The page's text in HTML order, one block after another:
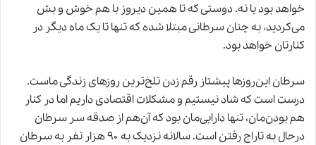
خواهد بود یا نه. دوستی که تا همین دیروز با هم خوش و بش
می‌کردید، به چنان سرطانی مبتلا شده که تنها تا یک ماه دیگر در
کنارتان خواهد بود.
سرطان این‌روزها پیشتاز رقم زدن تلخ‌ترین روزهای زندگی ماست.
درست است که شاد نیستیم و مشکلات اقتصادی داریم اما در کنار
هم بودن‌مان، تنها دارایی‌مان بود که آن‌هم از صدقه سر سرطان
درحال به تاراج رفتن است. سالانه نزدیک به ۹۰ هزار نفر به سرطان